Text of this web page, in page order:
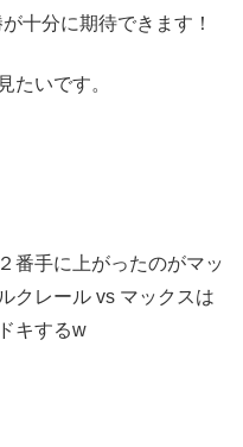
十分に期待できます！
たいです。
番手に上がったのがマッ
クレール vs マックスは
キするw